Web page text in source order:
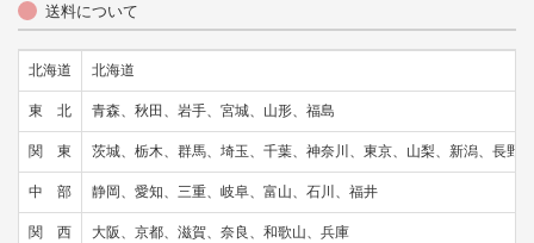
送料について
北海道 北海道
東 北 青森、秋田、岩手、宮城、山形、福島
関 東 茨城、栃木、群馬、埼玉、千葉、神奈川、東京、山梨、新潟、長野
中 部 静岡、愛知、三重、岐阜、富山、石川、福井
関 西 大阪、京都、滋賀、奈良、和歌山、兵庫